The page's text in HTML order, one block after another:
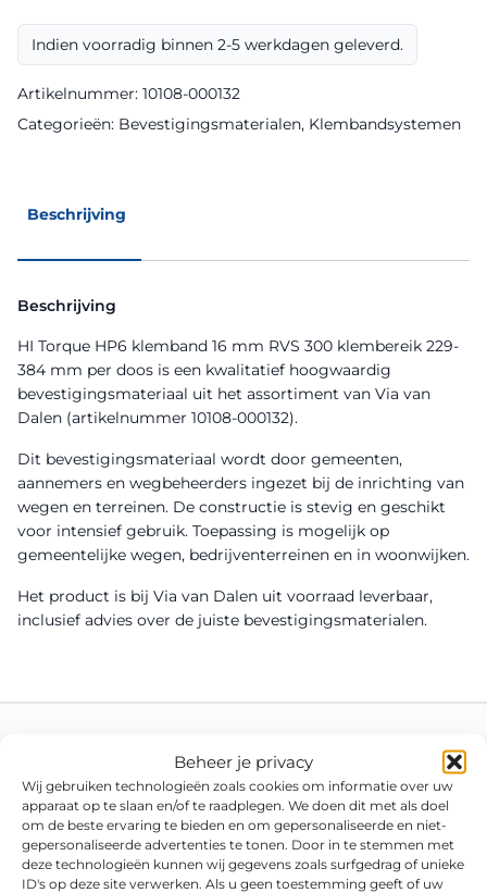
Beheer je privacy
Wij gebruiken technologieën zoals cookies om informatie over uw
apparaat op te slaan en/of te raadplegen. We doen dit met als doel
om de beste ervaring te bieden en om gepersonaliseerde en niet-
gepersonaliseerde advertenties te tonen. Door in te stemmen met
deze technologieën kunnen wij gegevens zoals surfgedrag of unieke
ID's op deze site verwerken. Als u geen toestemming geeft of uw
RVS
300
klembereik
doos
Indien voorradig binnen 2-5 werkdagen geleverd.
Artikelnummer: 10108-000132
Categorieën: Bevestigingsmaterialen, Klembandsystemen
Beschrijving
Beschrijving
HI Torque HP6 klemband 16 mm RVS 300 klembereik 229-
384 mm per doos is een kwalitatief hoogwaardig
bevestigingsmateriaal uit het assortiment van Via van
Dalen (artikelnummer 10108-000132).
Dit bevestigingsmateriaal wordt door gemeenten,
aannemers en wegbeheerders ingezet bij de inrichting van
wegen en terreinen. De constructie is stevig en geschikt
voor intensief gebruik. Toepassing is mogelijk op
gemeentelijke wegen, bedrijventerreinen en in woonwijken.
Het product is bij Via van Dalen uit voorraad leverbaar,
inclusief advies over de juiste bevestigingsmaterialen.